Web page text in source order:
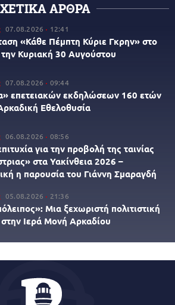
ΑΡΘΡΑ
07.08.2026 12:41
«Κάθε Πέμπτη Κύριε Γκρην» στο
Κυριακή 30 Αυγούστου
07.08.2026 09:44
επετειακών εκδηλώσεων 160 ετών
Εθελοθυσία
06.08.2026 08:56
για την προβολή της ταινίας
στα Υακίνθεια 2026 –
η παρουσία του Γιάννη Σμαραγδή
05.08.2026 21:36
Μια ξεχωριστή πολιτιστική
στην Ιερά Μονή Αρκαδίου